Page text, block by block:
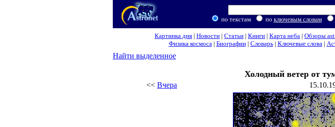
по текстам по ключевым словам
Картинка дня | Новости | Статьи | Книги | Карта неба | Обзоры
Физика космоса| Биографии| Словарь| Ключевые слова|
Найти выделенное
Холодный ветер от
<< Вчера